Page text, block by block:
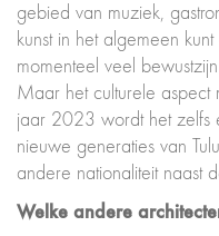
gebied van muziek,
kunst in het algemeen
momenteel veel
Maar het culturele aspect
jaar 2023 wordt het zelfs
nieuwe generaties van
andere nationaliteit naast
Welke andere